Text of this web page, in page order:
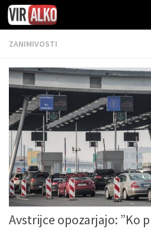
ZANIMIVOSTI
Avstrijce opozarjajo: ”Ko